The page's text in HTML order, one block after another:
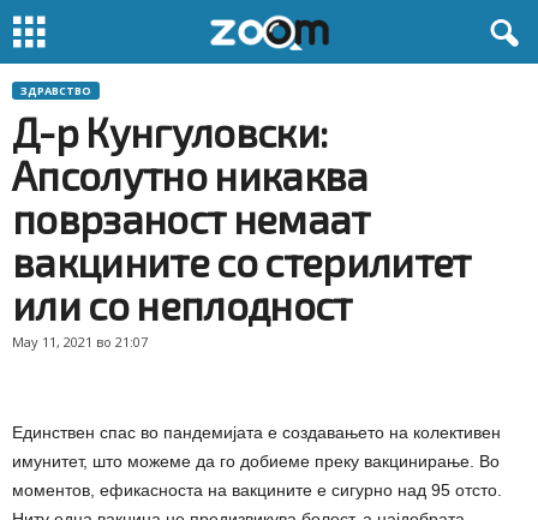
ЗДРАВСТВО
Д-р Кунгуловски:
Апсолутно никаква
поврзаност немаат
вакцините со стерилитет
или со неплодност
May 11, 2021 во 21:07
Единствен спас во пандемијата е создавањето на колективен
имунитет, што можеме да го добиеме преку вакцинирање. Во
моментов, ефикасноста на вакцините е сигурно над 95 отсто.